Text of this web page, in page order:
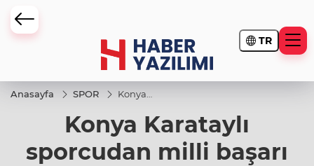
TR
Anasayfa SPOR
Konya
sporcudan
milli
Konya Karataylı
sporcudan milli başarı